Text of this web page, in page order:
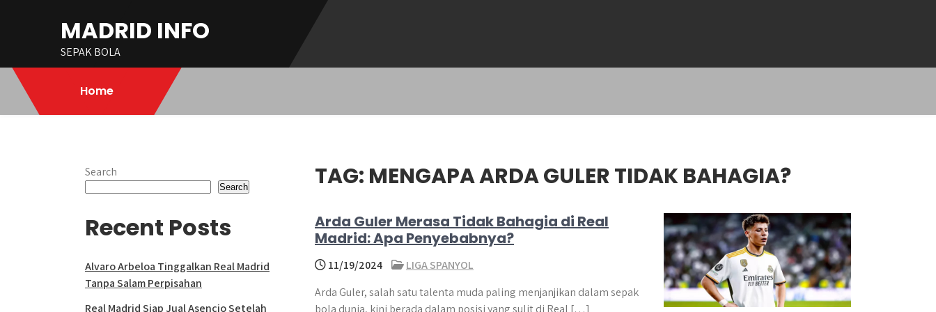
MADRID INFO
SEPAK BOLA
Home
TAG: MENGAPA ARDA GULER TIDAK BAHAGIA?
Arda Guler Merasa Tidak Bahagia di Real
Madrid: Apa Penyebabnya?
11/19/2024
LIGA SPANYOL
Arda Guler, salah satu talenta muda paling menjanjikan dalam sepak
bola dunia, kini berada dalam posisi yang sulit di Real […]
Search
Search
Recent Posts
Alvaro Arbeloa Tinggalkan Real Madrid
Tanpa Salam Perpisahan
Real Madrid Siap Jual Asencio Setelah